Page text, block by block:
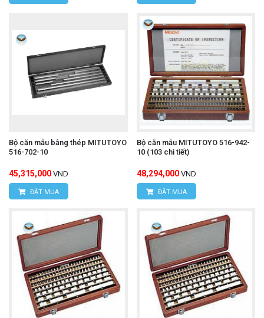
Bộ căn mẫu bằng thép MITUTOYO
516-702-10
45,315,000 VND
ĐẶT MUA
Bộ căn mẫu MITUTOYO 516-942-
10 (103 chi tiết)
48,294,000 VND
ĐẶT MUA